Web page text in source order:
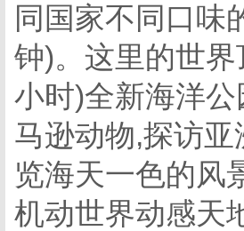
同国家不同口味
钟)。这里的世
小时)全新海洋
马逊动物,探访
览海天一色的风
机动世界动感天